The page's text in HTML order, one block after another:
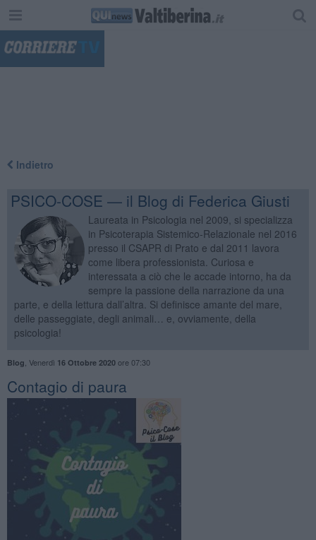
Indietro
PSICO-COSE — il Blog di Federica Giusti
Laureata in Psicologia nel 2009, si specializza
in Psicoterapia Sistemico-Relazionale nel 2016
presso il CSAPR di Prato e dal 2011 lavora
come libera professionista. Curiosa e
interessata a ciò che le accade intorno, ha da
sempre la passione della narrazione da una
parte, e della lettura dall’altra. Si definisce amante del mare,
delle passeggiate, degli animali… e, ovviamente, della
psicologia!
Blog Venerdì 16 Ottobre 2020ore 07:30
​Contagio di paura